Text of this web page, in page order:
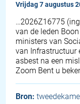
vrijdag 7 augustus
… 2026Z16775
van de leden
ministers van
van Infrastructuur
asbest na een
Zoom Bent u
Bron: